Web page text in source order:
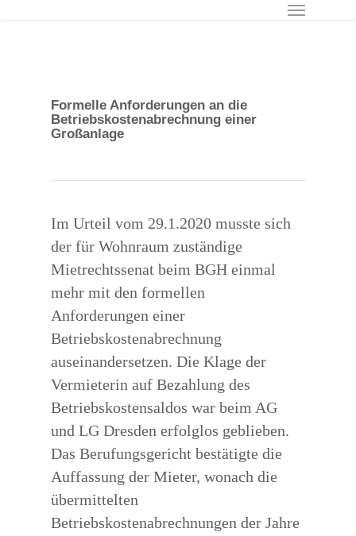
Formelle Anforderungen an die
Betriebskostenabrechnung einer
Großanlage
Im Urteil vom 29.1.2020 musste sich
der für Wohnraum zuständige
Mietrechtssenat beim BGH einmal
mehr mit den formellen
Anforderungen einer
Betriebskostenabrechnung
auseinandersetzen. Die Klage der
Vermieterin auf Bezahlung des
Betriebskostensaldos war beim AG
und LG Dresden erfolglos geblieben.
Das Berufungsgericht bestätigte die
Auffassung der Mieter, wonach die
übermittelten
Betriebskostenabrechnungen der Jahre